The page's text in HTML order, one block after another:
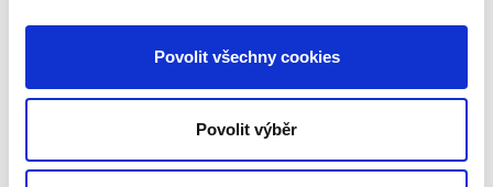
Povolit všechny cookies
Povolit výběr
obchodu